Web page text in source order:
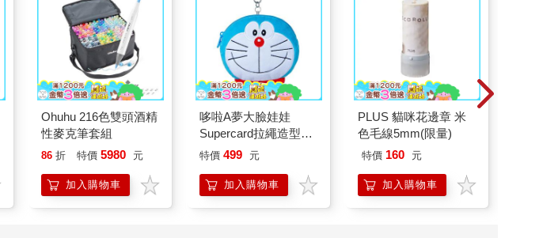
Ohuhu 216色雙頭酒精
性麥克筆套組
86 折 特價 5980 元
加入購物車
哆啦A夢大臉娃娃
Supercard拉繩造型悠
遊卡【受託代銷】
特價 499 元
加入購物車
PLUS 貓咪花邊章 米
色毛線5mm(限量)
特價 160 元
加入購物車